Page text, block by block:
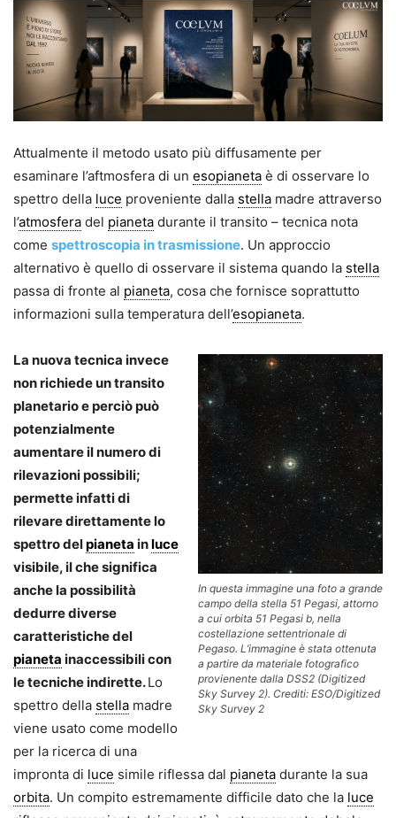
Attualmente il metodo usato più diffusamente per
esaminare l’aftmosfera di un esopianeta è di osservare lo
spettro della luce proveniente dalla stella madre attraverso
l’atmosfera del pianeta durante il transito – tecnica nota
come spettroscopia in trasmissione. Un approccio
alternativo è quello di osservare il sistema quando la stella
passa di fronte al pianeta, cosa che fornisce soprattutto
informazioni sulla temperatura dell’esopianeta.
In questa immagine una foto a grande
campo della stella 51 Pegasi, attorno
a cui orbita 51 Pegasi b, nella
costellazione settentrionale di
Pegaso. L’immagine è stata ottenuta
a partire da materiale fotografico
provienente dalla DSS2 (Digitized
Sky Survey 2). Crediti: ESO/Digitized
Sky Survey 2
La nuova tecnica invece
non richiede un transito
planetario e perciò può
potenzialmente
aumentare il numero di
rilevazioni possibili;
permette infatti di
rilevare direttamente lo
spettro delpianeta inluce
visibile, il che significa
anche la possibilità
dedurre diverse
caratteristiche del
pianeta inaccessibili con
le tecniche indirette.Lo
spettro della stella madre
viene usato come modello
per la ricerca di una
impronta di luce simile riflessa dal pianeta durante la sua
orbita. Un compito estremamente difficile dato che la luce